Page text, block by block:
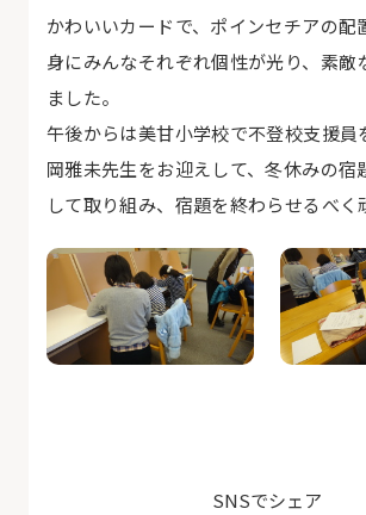
かわいいカードで、ポインセチアの配
身にみんなそれぞれ個性が光り、素敵
ました。
午後からは美甘小学校で不登校支援員
岡雅未先生をお迎えして、冬休みの宿
して取り組み、宿題を終わらせるべく
SNSでシェア